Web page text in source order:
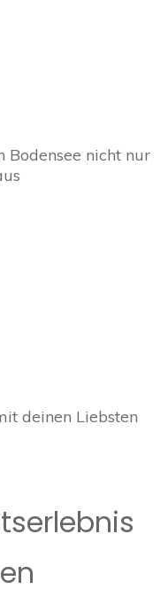
Bodensee nicht nur
deinen Liebsten